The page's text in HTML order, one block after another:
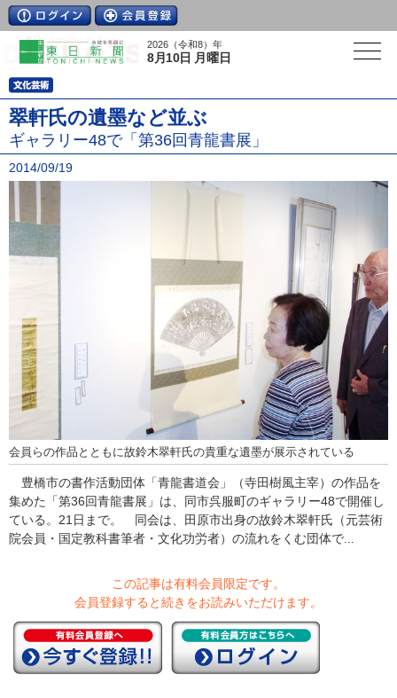
2026（令和8）年
8月10日 月曜日
翠軒氏の遺墨など並ぶ
ギャラリー48で「第36回青龍書展」
2014/09/19
会員らの作品とともに故鈴木翠軒氏の貴重な遺墨が展示されている
豊橋市の書作活動団体「青龍書道会」（寺田樹風主宰）の作品を
集めた「第36回青龍書展」は、同市呉服町のギャラリー48で開催し
ている。21日まで。 同会は、田原市出身の故鈴木翠軒氏（元芸術
院会員・国定教科書筆者・文化功労者）の流れをくむ団体で...
この記事は有料会員限定です。
会員登録すると続きをお読みいただけます。